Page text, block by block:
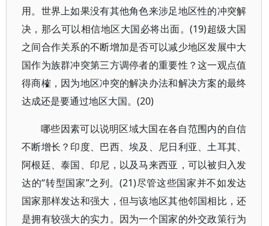
用。世界上如果没有其他角色来涉足地区性的冲突解
决，那么可以相信地区大国必将出面。(19)超级大国
之间合作关系的不断增加是否可以减少地区发展中大
国作为族群冲突第三方调停者的重要性？这一观点值
得商榷，因为地区冲突的解决办法和解决方案的最终
达成还是要通过地区大国。(20)
哪些因素可以说明区域大国在各自范围内的自信
不断增长？印度、巴西、埃及、尼日利亚、土耳其、
阿根廷、泰国、印尼，以及马来西亚，可以被归入发
达的“转型国家”之列。(21)尽管这些国家并不如发达
国家那样发达和强大，但与该地区其他邻国相比，还
是拥有较强大的实力。因为一个国家的外交政策行为